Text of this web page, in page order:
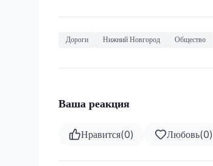
Дороги Нижний Новгород Общество
Ваша реакция
Нравится(0) Любовь(0)